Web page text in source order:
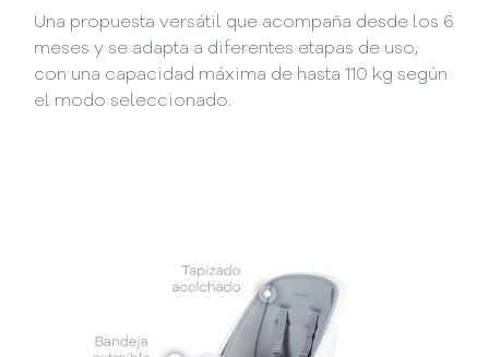
Una propuesta versátil que acompaña desde los 6
meses y se adapta a diferentes etapas de uso,
con una capacidad máxima de hasta 110 kg según
el modo seleccionado.